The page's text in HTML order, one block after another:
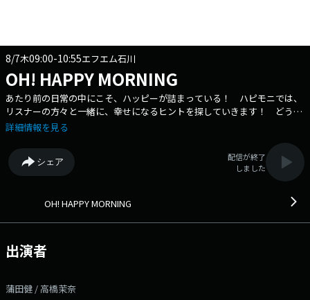
8/7木09:00-10:55エフエム石川
OH! HAPPY MORNING
あたり前の日常の中にこそ、ハッピーが詰まっている！ ハピモニでは、
リスナーの方々と一緒に、幸せになるヒントを探していきます！ どうか
今日が、ハッピーな一日となりますように♪ ▽09:08〜 【 TODAY'S
メンテーターを招いて、深く掘り下げていきます。 ▽09:26〜 【 ウエ
ザー＆インフォメーション 】 --- ▽09:40〜 【 OH! HAPPY TALK 】
富山県で行われているクラウドファンディング「黒部市 宇奈月温泉 モー
員会」委員長の小柳勇人さんにお話しを伺う。 ▽09:49〜 【 快適生活
▽10:20〜 【 ジャパネットたかたラジオショッピング 】 ラジオショッピ
ング 番組Webサイト：http://www.jfn.jp/oh/ メッセージフォーム：
ニ」 Xアカウントは「@hapimoni」
詳細情報を見る
シェア
配信が終了
しました
OH! HAPPY MORNING
出演者
蒲田健 / 高橋茉奈